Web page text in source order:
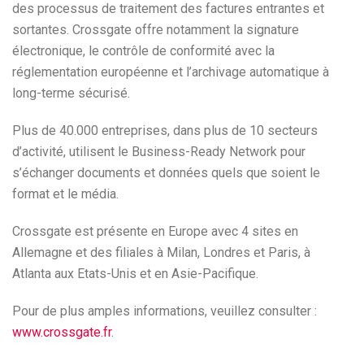
des processus de traitement des factures entrantes et
sortantes. Crossgate offre notamment la signature
électronique, le contrôle de conformité avec la
réglementation européenne et l’archivage automatique à
long-terme sécurisé.
Plus de 40.000 entreprises, dans plus de 10 secteurs
d’activité, utilisent le Business-Ready Network pour
s’échanger documents et données quels que soient le
format et le média.
Crossgate est présente en Europe avec 4 sites en
Allemagne et des filiales à Milan, Londres et Paris, à
Atlanta aux Etats-Unis et en Asie-Pacifique.
Pour de plus amples informations, veuillez consulter :
www.crossgate.fr.